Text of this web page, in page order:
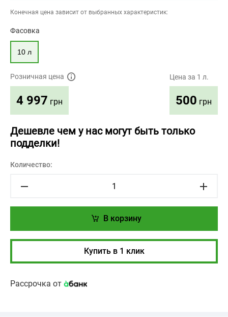
Конечная цена зависит от выбранных характеристик:
Фасовка
10 л
Розничная цена
4 997 грн
Цена за 1 л.
500 грн
Дешевле чем у нас могут быть только
подделки!
Количество:
В корзину
Купить в 1 клик
Рассрочка от